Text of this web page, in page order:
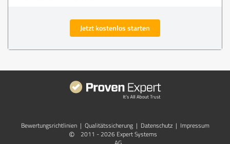
Jetzt kostenlos starten
Bewertungs­richtlinien | Qualitätssicherung | Datenschutz | Impressum
©
2011 - 2026 Expert Systems